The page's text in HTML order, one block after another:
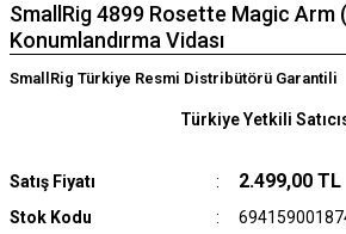
SmallRig 4899 Rosette Magic Arm
Konumlandırma Vidası
SmallRig Türkiye Resmi Distribütörü Garantili
Satış Fiyatı 2.499,00 TL
Stok Kodu
Türkiye Yetkili